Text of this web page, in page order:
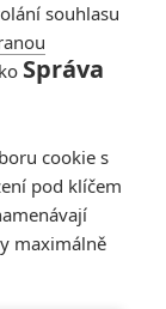
Gerta
českých dějin
souhlasu
Správa
cookie s
pod klíčem
maximálně